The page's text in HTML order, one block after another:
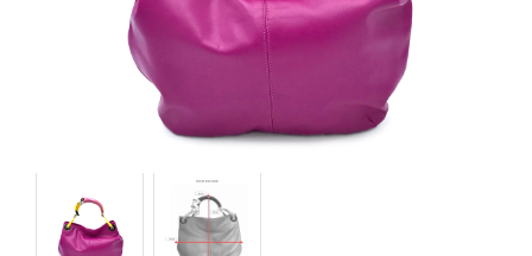
A.B.
Home